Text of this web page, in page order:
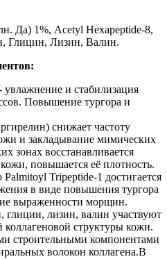
Да) 1%, Acetyl Hexapeptide-8,
Глицин, Лизин, Валин.
увлажнение и стабилизация
Повышение тургора и
снижает частоту
и закладывание мимических
зонах восстанавливается
повышается её плотность.
Tripeptide-1 достигается
в виде повышения тургора
выраженности морщин.
лизин, валин участвуют
структуры кожи.
строительными компонентами
волокон коллагена.В